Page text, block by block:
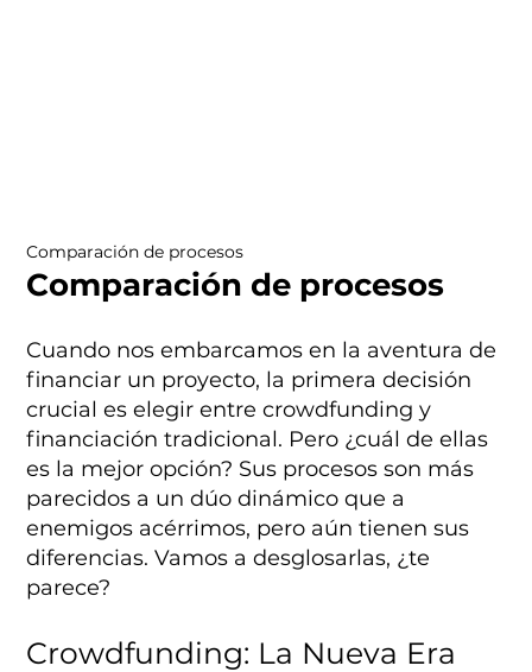
Comparación de procesos
Comparación de procesos
Cuando nos embarcamos en la aventura de
financiar un proyecto, la primera decisión
crucial es elegir entre crowdfunding y
financiación tradicional. Pero ¿cuál de ellas
es la mejor opción? Sus procesos son más
parecidos a un dúo dinámico que a
enemigos acérrimos, pero aún tienen sus
diferencias. Vamos a desglosarlas, ¿te
parece?
Crowdfunding: La Nueva Era